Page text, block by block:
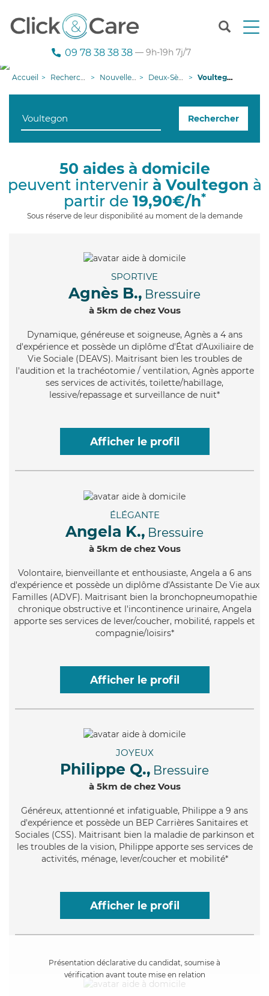
T
n
g
09 78 38 38 38 — 9h-19h 7j/7
Accueil Recherche aide à domicile Nouvelle-Aquitaine Deux-Sèvres Voultegon
Rechercher
50 aides à domicile
peuvent intervenir à Voultegon à
partir de 19,90€/h*
Sous réserve de leur disponibilité au moment de la demande
SPORTIVE
Agnès B., Bressuire
à 5km de chez Vous
Dynamique, généreuse et soigneuse, Agnès a 4 ans
d'expérience et possède un diplôme d'État d'Auxiliaire de
Vie Sociale (DEAVS). Maitrisant bien les troubles de
l'audition et la trachéotomie / ventilation, Agnès apporte
ses services de activités, toilette/habillage,
lessive/repassage et surveillance de nuit*
Afficher le profil
ÉLÉGANTE
Angela K., Bressuire
à 5km de chez Vous
Volontaire, bienveillante et enthousiaste, Angela a 6 ans
d'expérience et possède un diplôme d'Assistante De Vie aux
Familles (ADVF). Maitrisant bien la bronchopneumopathie
chronique obstructive et l'incontinence urinaire, Angela
apporte ses services de lever/coucher, mobilité, rappels et
compagnie/loisirs*
Afficher le profil
JOYEUX
Philippe Q., Bressuire
à 5km de chez Vous
Généreux, attentionné et infatiguable, Philippe a 9 ans
d'expérience et possède un BEP Carrières Sanitaires et
Sociales (CSS). Maitrisant bien la maladie de parkinson et
les troubles de la vision, Philippe apporte ses services de
activités, ménage, lever/coucher et mobilité*
Afficher le profil
Présentation déclarative du candidat, soumise à
vérification avant toute mise en relation